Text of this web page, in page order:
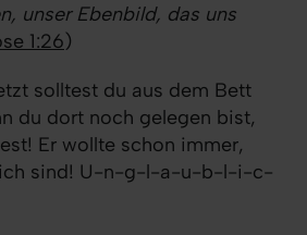
unser Ebenbild, das uns
1:26)
solltest du aus dem Bett
du dort noch gelegen bist,
Er wollte schon immer,
sind! U-n-g-l-a-u-b-l-i-c-